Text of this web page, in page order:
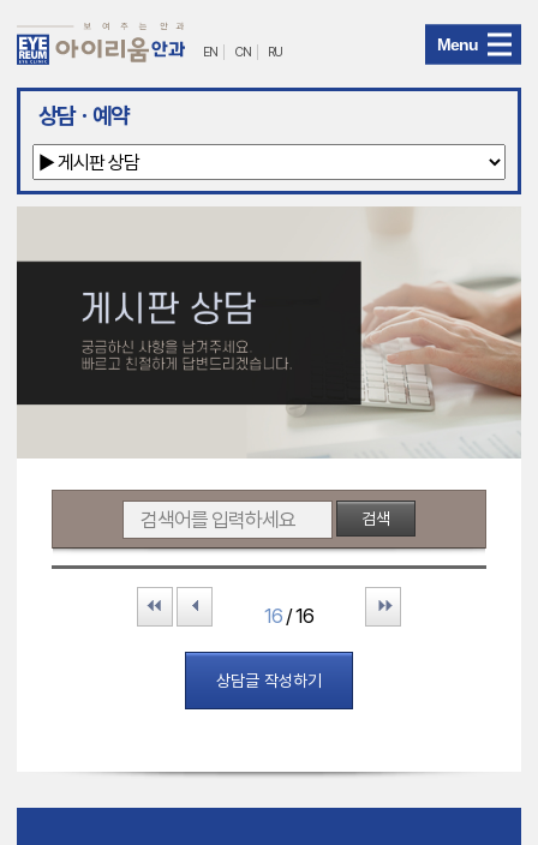
아
리
안
과
EN CN RU Menu
상담ㆍ예약
검색
Prev 16/ 16Last
상담글 작성하기